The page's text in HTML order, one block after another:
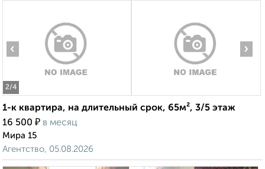
2/4
‹ ›
1-к квартира, на длительный срок, 65м², 3/5 этаж
16 500 ₽ в месяц
Мира 15
Агентство, 05.08.2026